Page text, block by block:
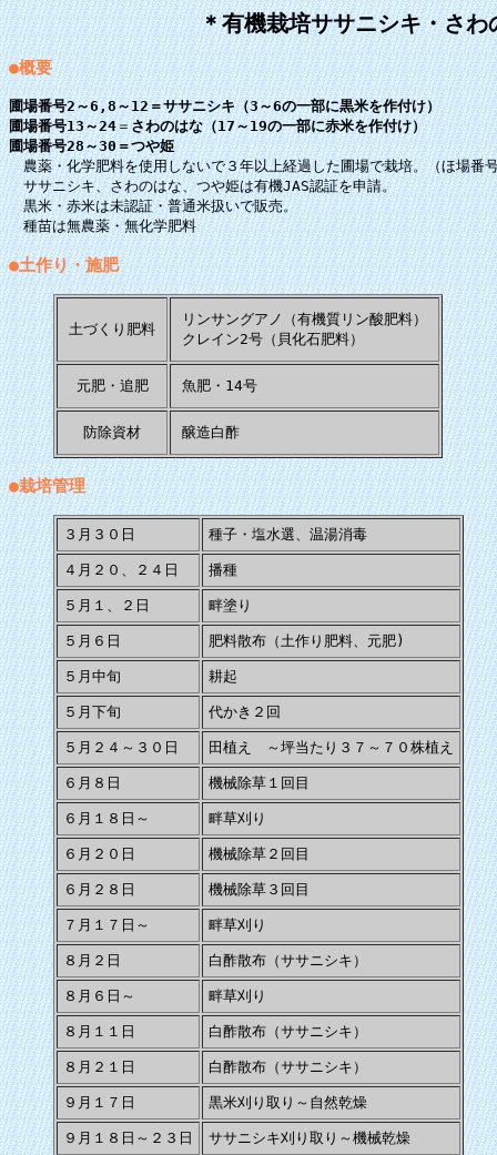
＊有機栽培ササニシキ・さ
●概要
圃場番号2～6,8～12＝ササニシキ（3～6の一部に黒米を作付け）
圃場番号13～24＝さわのはな（17～19の一部に赤米を作付け）
圃場番号28～30＝つや姫
農薬・化学肥料を使用しないで３年以上経過した圃場で栽培。（ほ場番
ササニシキ、さわのはな、つや姫は有機JAS認証を申請。
黒米・赤米は未認証・普通米扱いで販売。
種苗は無農薬・無化学肥料
●土作り・施肥
土づくり肥料
リンサングアノ（有機質リン酸肥料）
クレイン2号（貝化石肥料）
元肥・追肥 魚肥・14号
防除資材 醸造白酢
●栽培管理
３月３０日 種子・塩水選、温湯消毒
４月２０、２４日 播種
５月１、２日 畔塗り
５月６日 肥料散布（土作り肥料、元肥)
５月中旬 耕起
５月下旬 代かき２回
５月２４～３０日 田植え ～坪当たり３７～７０株植え
６月８日 機械除草１回目
６月１８日～ 畔草刈り
６月２０日 機械除草２回目
６月２８日 機械除草３回目
７月１７日～ 畔草刈り
８月２日 白酢散布（ササニシキ）
８月６日～ 畔草刈り
８月１１日 白酢散布（ササニシキ）
８月２１日 白酢散布（ササニシキ）
９月１７日 黒米刈り取り～自然乾燥
９月１８日～２３日 ササニシキ刈り取り～機械乾燥